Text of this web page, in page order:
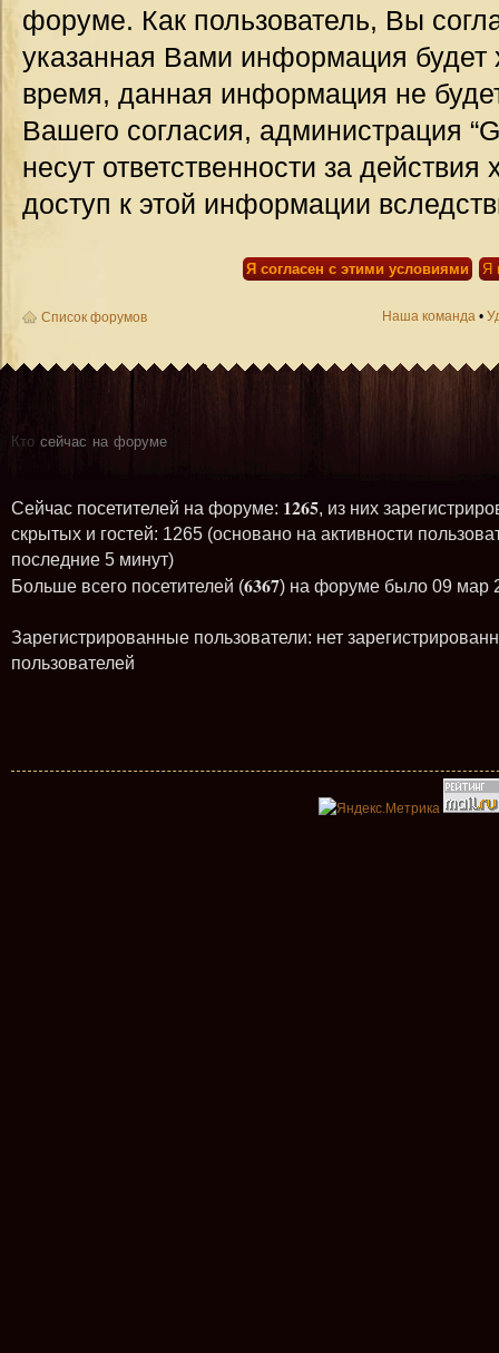
форуме. Как пользователь, Вы
указанная Вами информация будет
время, данная информация не
Вашего согласия, администрация
несут ответственности за
доступ к этой информации
Список форумов Наша команда •
Кто сейчас на форуме
Сейчас посетителей на форуме: 1265, из них
скрытых и гостей: 1265 (основано на активности
последние 5 минут)
Больше всего посетителей (6367) на форуме было 09 мар
Зарегистрированные пользователи: нет
пользователей